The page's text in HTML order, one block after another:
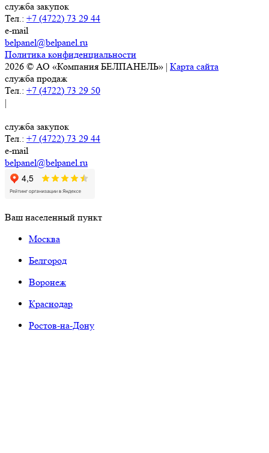
служба закупок
Тел.: +7 (4722) 73 29 44
e-mail
belpanel@belpanel.ru
Политика конфиденциальности
2026 © АО «Компания БЕЛПАНЕЛЬ» | Карта сайта
служба продаж
Тел.: +7 (4722) 73 29 50
|
служба закупок
Тел.: +7 (4722) 73 29 44
e-mail
belpanel@belpanel.ru
Ваш населенный пункт
Москва
Белгород
Воронеж
Краснодар
Ростов-на-Дону